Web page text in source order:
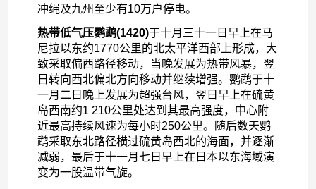
冲绳及九州至少有10万户停电。
热带低气压鹦鹉(1420)于十月三十一日早上在马
尼拉以东约1770公里的北太平洋西部上形成，大
致采取偏西路径移动，当晚发展为热带风暴，翌
日转向西北偏北方向移动并继续增强。鹦鹉于十
一月二日晩上发展为超强台风，翌日早上在硫黄
岛西南约1 210公里处达到其最高强度，中心附
近最高持续风速为每小时250公里。随后数天鹦
鹉采取东北路径横过硫黄岛西北的海面，并逐渐
减弱，最后于十一月七日早上在日本以东海域演
变为一股温带气旋。